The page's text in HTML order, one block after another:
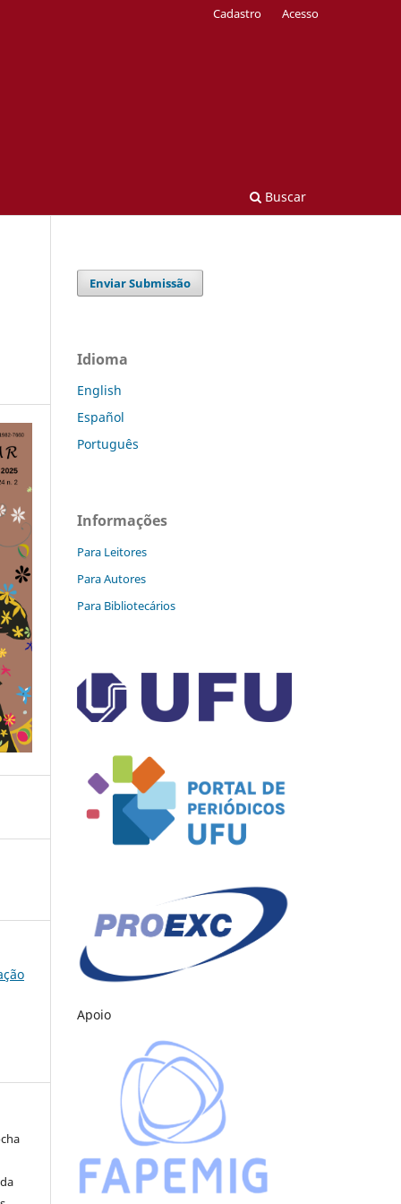
Buscar
Cadastro Acesso
Enviar Submissão
Idioma
English
Español
Português
Informações
Para Leitores
Para Autores
Para Bibliotecários
Apoio